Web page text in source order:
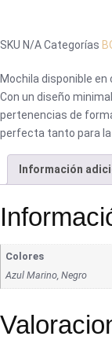
SKU N/ACategorías
Mochila disponible en
Con un diseño
pertenencias de
perfecta tanto para
Información
Colores
Azul Marino, Negro